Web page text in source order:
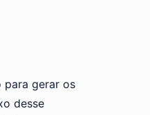
para gerar os
desse